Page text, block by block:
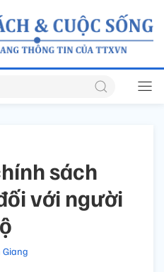
sách
với người
Giang